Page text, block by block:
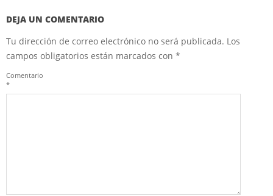
DEJA UN COMENTARIO
Tu dirección de correo electrónico no será publicada. Los
campos obligatorios están marcados con *
Comentario
*